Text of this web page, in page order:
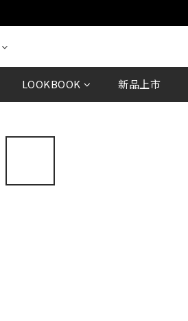
LOOKBOOK 新品上市